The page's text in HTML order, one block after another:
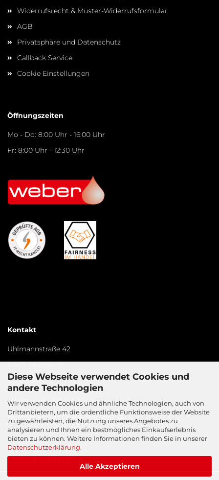
Diese Webseite verwendet Cookies und
andere Technologien
Wir verwenden Cookies und ähnliche Technologien, auch von
Drittanbietern, um die ordentliche Funktionsweise der Website
zu gewährleisten, die Nutzung unseres Angebotes zu
analysieren und Ihnen ein bestmögliches Einkaufserlebnis
bieten zu können. Weitere Informationen finden Sie in unserer
Datenschutzerklärung.
Alle Akzeptieren
Widerrufsrecht & Muster-Widerrufsformular
AGB
Privatsphäre und Datenschutz
Callback Service
Cookie Einstellungen
Öffnungszeiten
Mo - Do: 8:00 Uhr - 16:00 Uhr
Fr: 8:00 Uhr - 12:30 Uhr
Kontakt
Uhlmannstraße 42
88471 Laupheim
Germany​
Tel-Nr.:+49 7392 / 95722-0
weber@zentralschmiertechnik.info
Vertrag widerrufen